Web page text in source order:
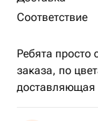
для каждого
вопросам
по любому
Соответствие
Ребята просто
заказа, по
доставляющая